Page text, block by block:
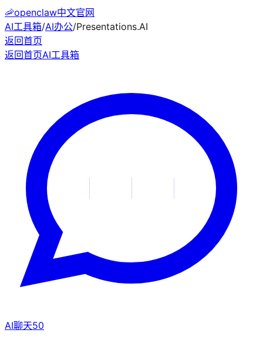
🦐openclaw中文官网
AI工具箱/AI办公/Presentations.AI
返回首页
返回首页AI工具箱
AI聊天50